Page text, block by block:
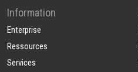
Information
Enterprise
Ressources
Services